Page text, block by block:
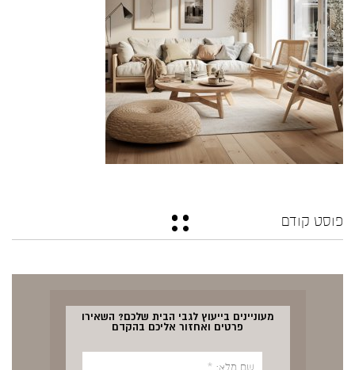
פוסט קודם
מעוניינים בייעוץ לגבי הבית שלכם? השאירו
פרטים ואחזור אליכם בהקדם